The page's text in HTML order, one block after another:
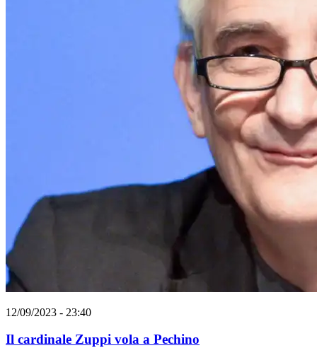
12/09/2023 - 23:40
Il cardinale Zuppi vola a Pechino